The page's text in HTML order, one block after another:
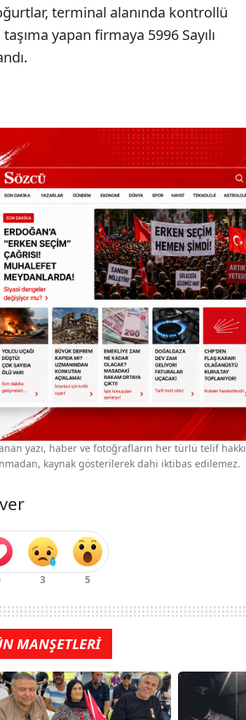
terminal alanında kontrollü
yapan firmaya 5996 Sayılı
yazı, haber ve fotoğrafların her türlü telif hakkı
kaynak gösterilerek dahi iktibas edilemez.
MANŞETLERİ